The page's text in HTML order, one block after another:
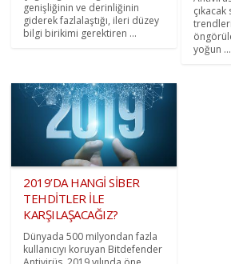
genişliğinin ve derinliğinin
giderek fazlalaştığı, ileri düzey
bilgi birikimi gerektiren ...
çıkacak
yoğun ...
2019’DA HANGİ SİBER
TEHDİTLER İLE
KARŞILAŞACAĞIZ?
Dünyada 500 milyondan fazla
kullanıcıyı koruyan Bitdefender